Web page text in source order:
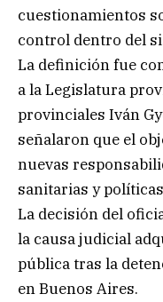
cuestionamientos
control dentro del
La definición fue
a la Legislatura
provinciales Iván
señalaron que el
nuevas
sanitarias y
La decisión del
la causa judicial
pública tras la
en Buenos Aires.